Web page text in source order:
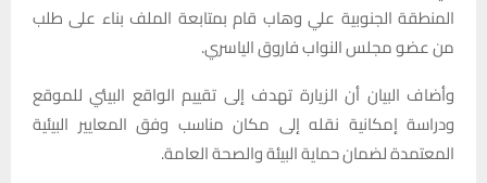
المنطقة الجنوبية علي وهاب قام بمتابعة الملف بناء على طلب
من عضو مجلس النواب فاروق الياسري.
وأضاف البيان أن الزيارة تهدف إلى تقييم الواقع البيئي للموقع
ودراسة إمكانية نقله إلى مكان مناسب وفق المعايير البيئية
المعتمدة لضمان حماية البيئة والصحة العامة.